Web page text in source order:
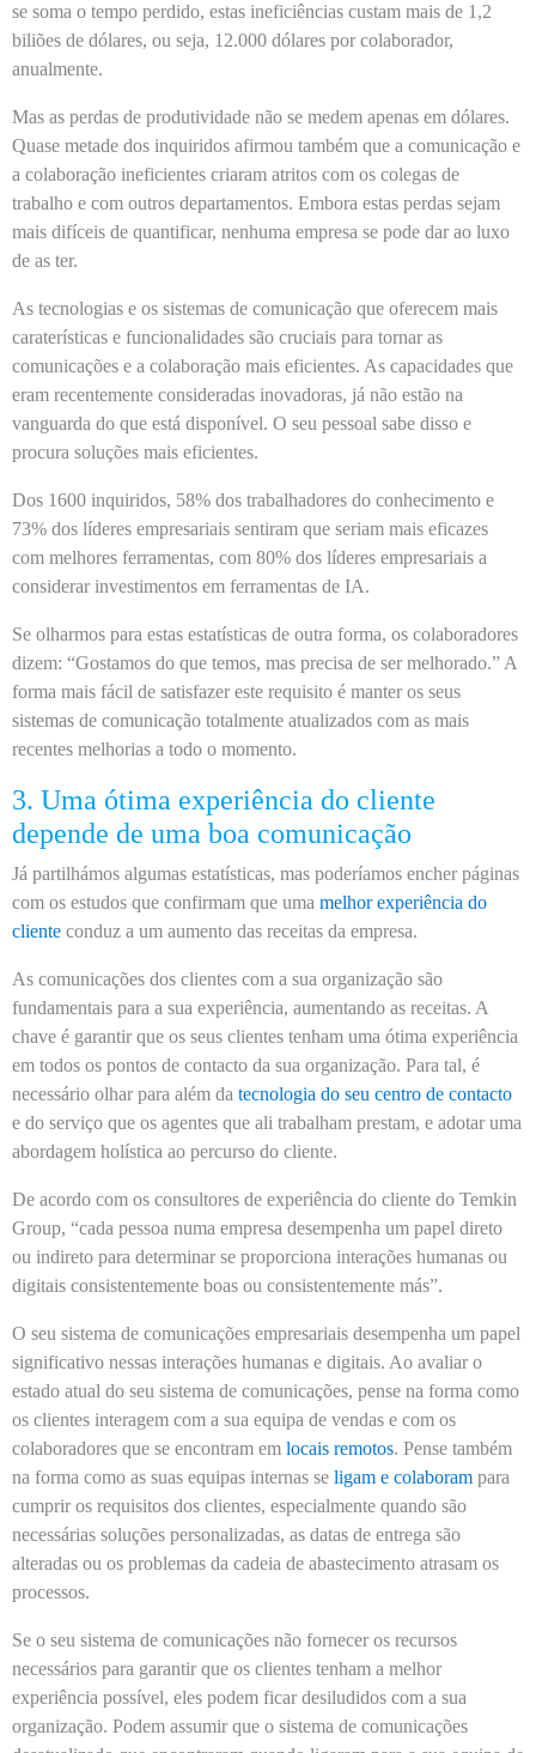
se soma o tempo perdido, estas ineficiências custam mais de 1,2
biliões de dólares, ou seja, 12.000 dólares por colaborador,
anualmente.
Mas as perdas de produtividade não se medem apenas em dólares.
Quase metade dos inquiridos afirmou também que a comunicação e
a colaboração ineficientes criaram atritos com os colegas de
trabalho e com outros departamentos. Embora estas perdas sejam
mais difíceis de quantificar, nenhuma empresa se pode dar ao luxo
de as ter.
As tecnologias e os sistemas de comunicação que oferecem mais
caraterísticas e funcionalidades são cruciais para tornar as
comunicações e a colaboração mais eficientes. As capacidades que
eram recentemente consideradas inovadoras, já não estão na
vanguarda do que está disponível. O seu pessoal sabe disso e
procura soluções mais eficientes.
Dos 1600 inquiridos, 58% dos trabalhadores do conhecimento e
73% dos líderes empresariais sentiram que seriam mais eficazes
com melhores ferramentas, com 80% dos líderes empresariais a
considerar investimentos em ferramentas de IA.
Se olharmos para estas estatísticas de outra forma, os colaboradores
dizem: “Gostamos do que temos, mas precisa de ser melhorado.” A
forma mais fácil de satisfazer este requisito é manter os seus
sistemas de comunicação totalmente atualizados com as mais
recentes melhorias a todo o momento.
3. Uma ótima experiência do cliente
depende de uma boa comunicação
Já partilhámos algumas estatísticas, mas poderíamos encher páginas
com os estudos que confirmam que uma melhor experiência do
cliente conduz a um aumento das receitas da empresa.
As comunicações dos clientes com a sua organização são
fundamentais para a sua experiência, aumentando as receitas. A
chave é garantir que os seus clientes tenham uma ótima experiência
em todos os pontos de contacto da sua organização. Para tal, é
necessário olhar para além da tecnologia do seu centro de contacto
e do serviço que os agentes que ali trabalham prestam, e adotar uma
abordagem holística ao percurso do cliente.
De acordo com os consultores de experiência do cliente do Temkin
Group, “cada pessoa numa empresa desempenha um papel direto
ou indireto para determinar se proporciona interações humanas ou
digitais consistentemente boas ou consistentemente más”.
O seu sistema de comunicações empresariais desempenha um papel
significativo nessas interações humanas e digitais. Ao avaliar o
estado atual do seu sistema de comunicações, pense na forma como
os clientes interagem com a sua equipa de vendas e com os
colaboradores que se encontram em locais remotos. Pense também
na forma como as suas equipas internas se ligam e colaboram para
cumprir os requisitos dos clientes, especialmente quando são
necessárias soluções personalizadas, as datas de entrega são
alteradas ou os problemas da cadeia de abastecimento atrasam os
processos.
Se o seu sistema de comunicações não fornecer os recursos
necessários para garantir que os clientes tenham a melhor
experiência possível, eles podem ficar desiludidos com a sua
organização. Podem assumir que o sistema de comunicações